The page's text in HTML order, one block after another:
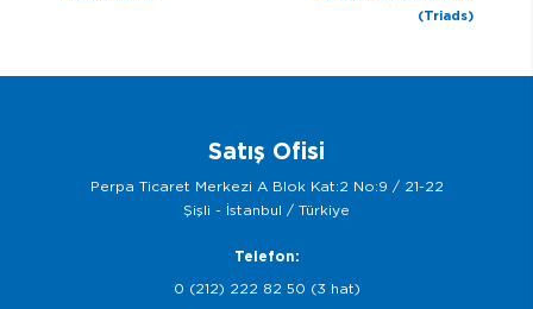
(Triads)
Satış Ofisi
Perpa Ticaret Merkezi A Blok Kat:2 No:9 / 21-22
Şişli - İstanbul / Türkiye
Telefon:
0 (212) 222 82 50 (3 hat)